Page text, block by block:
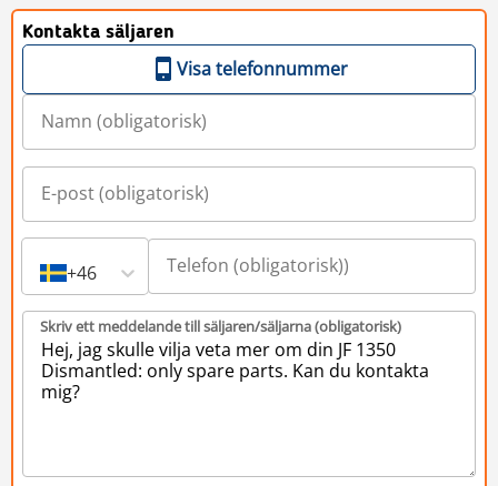
Kontakta säljaren
Visa telefonnummer
+46
Skriv ett meddelande till säljaren/säljarna (obligatorisk)